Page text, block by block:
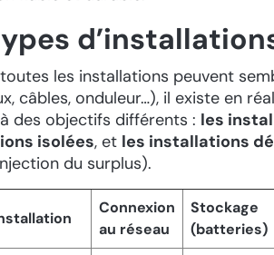
les installations peuvent
câbles, onduleur…), il existe en
des objectifs différents : les
isolées, et les installations
du surplus).
Connexion
au réseau
Stockage
(batteries)